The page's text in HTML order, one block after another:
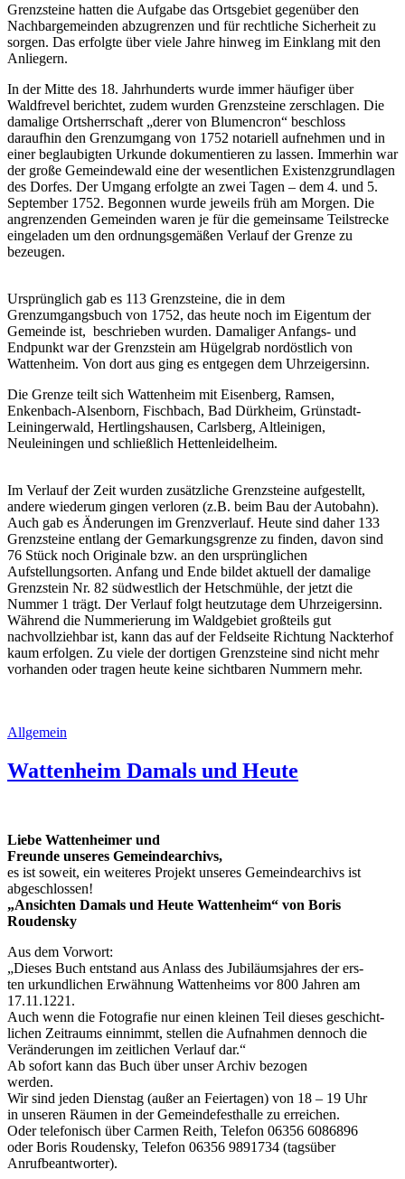
Grenzsteine hatten die Aufgabe das Ortsgebiet gegenüber den
Nachbargemeinden abzugrenzen und für rechtliche Sicherheit zu
sorgen. Das erfolgte über viele Jahre hinweg im Einklang mit den
Anliegern.
In der Mitte des 18. Jahrhunderts wurde immer häufiger über
Waldfrevel berichtet, zudem wurden Grenzsteine zerschlagen. Die
damalige Ortsherrschaft „derer von Blumencron“ beschloss
daraufhin den Grenzumgang von 1752 notariell aufnehmen und in
einer beglaubigten Urkunde dokumentieren zu lassen. Immerhin war
der große Gemeindewald eine der wesentlichen Existenzgrundlagen
des Dorfes. Der Umgang erfolgte an zwei Tagen – dem 4. und 5.
September 1752. Begonnen wurde jeweils früh am Morgen. Die
angrenzenden Gemeinden waren je für die gemeinsame Teilstrecke
eingeladen um den ordnungsgemäßen Verlauf der Grenze zu
bezeugen.
Ursprünglich gab es 113 Grenzsteine, die in dem
Grenzumgangsbuch von 1752, das heute noch im Eigentum der
Gemeinde ist, beschrieben wurden. Damaliger Anfangs- und
Endpunkt war der Grenzstein am Hügelgrab nordöstlich von
Wattenheim. Von dort aus ging es entgegen dem Uhrzeigersinn.
Die Grenze teilt sich Wattenheim mit Eisenberg, Ramsen,
Enkenbach-Alsenborn, Fischbach, Bad Dürkheim, Grünstadt-
Leiningerwald, Hertlingshausen, Carlsberg, Altleinigen,
Neuleiningen und schließlich Hettenleidelheim.
Im Verlauf der Zeit wurden zusätzliche Grenzsteine aufgestellt,
andere wiederum gingen verloren (z.B. beim Bau der Autobahn).
Auch gab es Änderungen im Grenzverlauf. Heute sind daher 133
Grenzsteine entlang der Gemarkungsgrenze zu finden, davon sind
76 Stück noch Originale bzw. an den ursprünglichen
Aufstellungsorten. Anfang und Ende bildet aktuell der damalige
Grenzstein Nr. 82 südwestlich der Hetschmühle, der jetzt die
Nummer 1 trägt. Der Verlauf folgt heutzutage dem Uhrzeigersinn.
Während die Nummerierung im Waldgebiet großteils gut
nachvollziehbar ist, kann das auf der Feldseite Richtung Nackterhof
kaum erfolgen. Zu viele der dortigen Grenzsteine sind nicht mehr
vorhanden oder tragen heute keine sichtbaren Nummern mehr.
Allgemein
Wattenheim Damals und Heute
Liebe Wattenheimer und
Freunde unseres Gemeindearchivs,
es ist soweit, ein weiteres Projekt unseres Gemeindearchivs ist
abgeschlossen!
„Ansichten Damals und Heute Wattenheim“ von Boris
Roudensky
Aus dem Vorwort:
„Dieses Buch entstand aus Anlass des Jubiläumsjahres der ers-
ten urkundlichen Erwähnung Wattenheims vor 800 Jahren am
17.11.1221.
Auch wenn die Fotografie nur einen kleinen Teil dieses geschicht-
lichen Zeitraums einnimmt, stellen die Aufnahmen dennoch die
Veränderungen im zeitlichen Verlauf dar.“
Ab sofort kann das Buch über unser Archiv bezogen
werden.
Wir sind jeden Dienstag (außer an Feiertagen) von 18 – 19 Uhr
in unseren Räumen in der Gemeindefesthalle zu erreichen.
Oder telefonisch über Carmen Reith, Telefon 06356 6086896
oder Boris Roudensky, Telefon 06356 9891734 (tagsüber
Anrufbeantworter).